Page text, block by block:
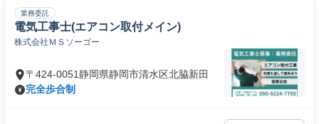
業務委託
電気工事士(エアコン取付メイン)
株式会社ＭＳソーゴー
〒424-0051静岡県静岡市清水区北脇新田
完全歩合制